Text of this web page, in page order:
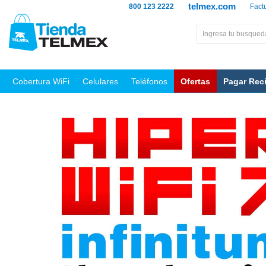
telmex.com
800 123 2222
Cobertura WiFi Celulares Teléfonos Ofertas Pagar